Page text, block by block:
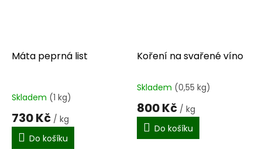
Máta peprná list
Skladem (1 kg)
730 Kč / kg
Do košíku
Koření na svařené víno
Průměrné
hodnocení
produktu
5,0
Skladem (0,55 kg)
800 Kč / kg
Do košíku